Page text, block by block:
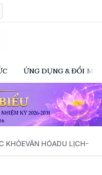
ỨNG DỤNG & ĐỔI
KHỎEVĂN HÓADU LỊCH-